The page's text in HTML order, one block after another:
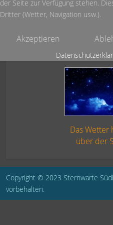
Das Wetter
über der
Copyright © 2023 Sternwarte
vorbehalten.
der Seite zur Verfügung stehen.
Dritter (Wetter, Navigation usw.).
Akzeptieren